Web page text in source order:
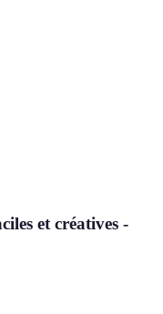
et créatives -